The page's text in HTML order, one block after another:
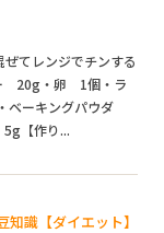
てレンジでチンする
20g・卵 1個・ラ
ーキングパウダ
【作り...
知識【ダイエット】